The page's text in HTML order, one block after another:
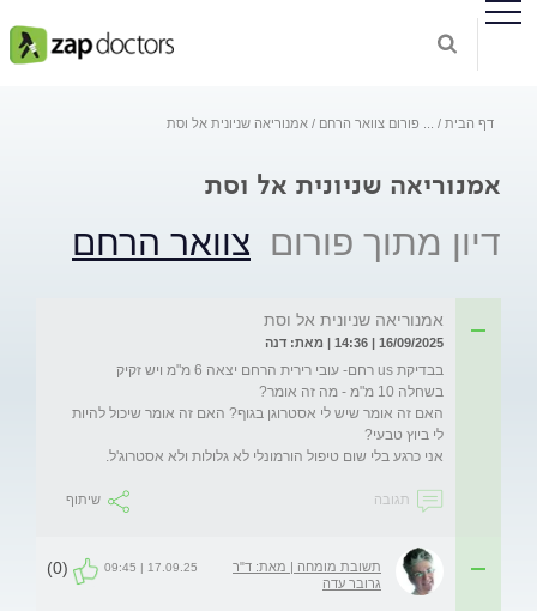
דף הבית פורום צוואר הרחם אמנוריאה שניונית אל וסת
אמנוריאה שניונית אל וסת
דיון מתוך פורום צוואר הרחם
אמנוריאה שניונית אל וסת
16/09/2025 | 14:36 | מאת: דנה
בבדיקת us רחם- עובי רירית הרחם יצאה 6 מ"מ ויש זקיק
האם זה אומר שיש לי אסטרוגן בגוף? האם זה אומר שיכול להיות
אני כרגע בלי שום טיפול הורמונלי לא גלולות ולא אסטרוג'ל.
תגובה שיתוף
תשובת מומחה | מאת: ד"ר
גרובר עדה
17.09.25 | 09:45
(0)